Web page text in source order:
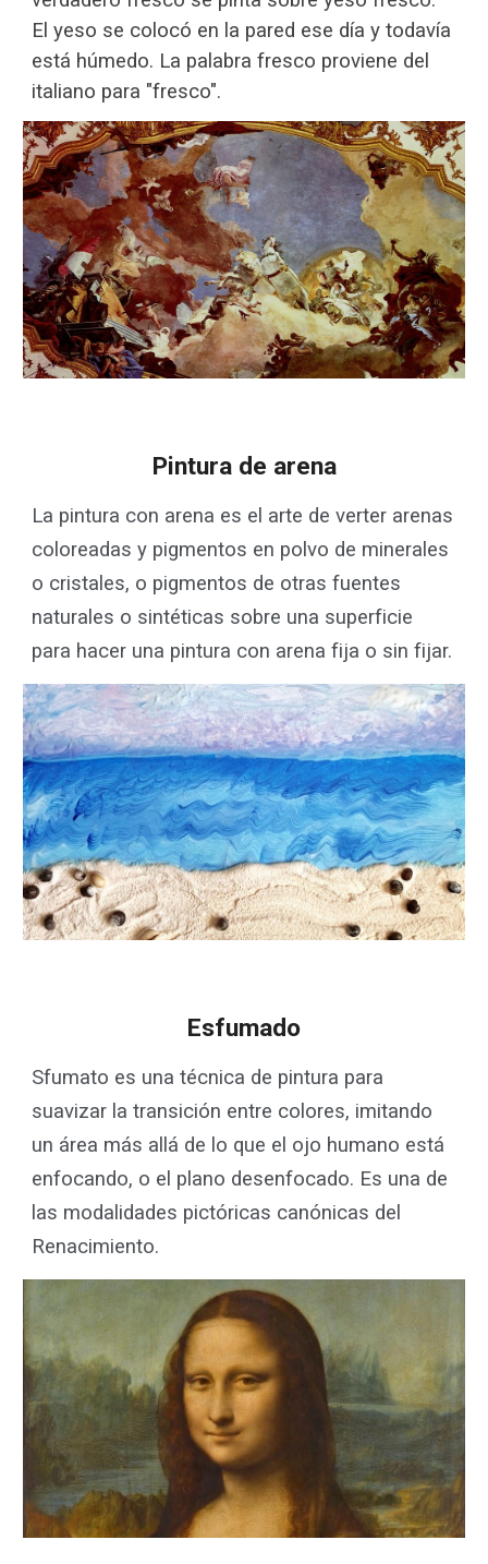
El yeso se colocó en la pared ese día y todavía
está húmedo. La palabra fresco proviene del
italiano para "fresco".
Pintura de arena
La pintura con arena es el arte de verter arenas
coloreadas y pigmentos en polvo de minerales
o cristales, o pigmentos de otras fuentes
naturales o sintéticas sobre una superficie
para hacer una pintura con arena fija o sin fijar.
Esfumado
Sfumato es una técnica de pintura para
suavizar la transición entre colores, imitando
un área más allá de lo que el ojo humano está
enfocando, o el plano desenfocado. Es una de
las modalidades pictóricas canónicas del
Renacimiento.